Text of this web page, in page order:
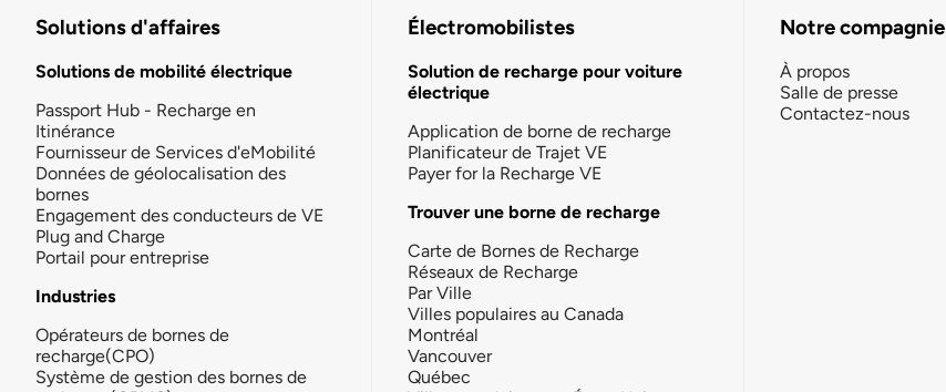
Solutions d'affaires
Solutions de mobilité électrique
Passport Hub - Recharge en
Itinérance
Fournisseur de Services d'eMobilité
Données de géolocalisation des
bornes
Engagement des conducteurs de VE
Plug and Charge
Portail pour entreprise
Industries
Opérateurs de bornes de
recharge(CPO)
Système de gestion des bornes de
Électromobilistes
Solution de recharge pour voiture
électrique
Application de borne de recharge
Planificateur de Trajet VE
Payer for la Recharge VE
Trouver une borne de recharge
Carte de Bornes de Recharge
Réseaux de Recharge
Par Ville
Villes populaires au Canada
Montréal
Vancouver
Québec
Notre compagnie
À propos
Salle de presse
Contactez-nous